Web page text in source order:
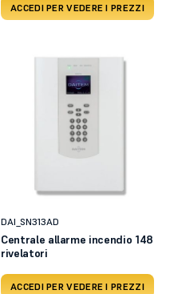
ACCEDI PER VEDERE I PREZZI
DAI_SN313AD
Centrale allarme incendio 148
rivelatori
ACCEDI PER VEDERE I PREZZI